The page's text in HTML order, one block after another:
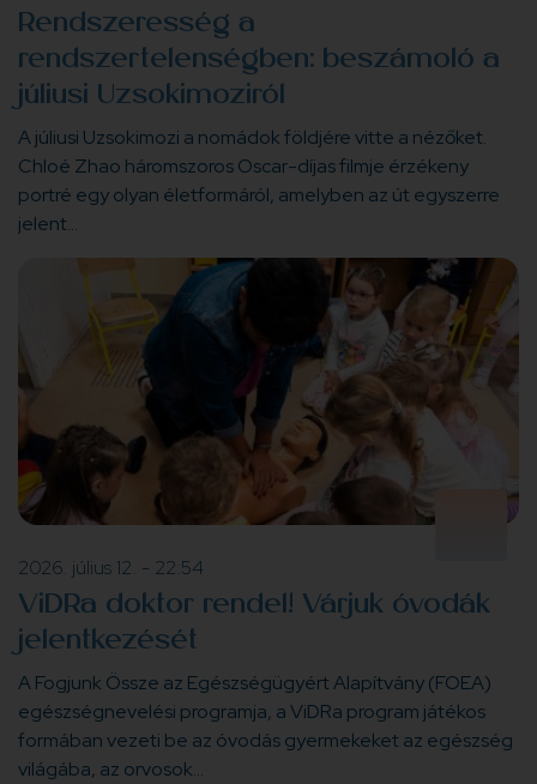
Rendszeresség a
rendszertelenségben: beszámoló a
júliusi Uzsokimoziról
A júliusi Uzsokimozi a nomádok földjére vitte a nézőket.
Chloé Zhao háromszoros Oscar-díjas filmje érzékeny
portré egy olyan életformáról, amelyben az út egyszerre
jelent…
2026. július 12. - 22:54
ViDRa doktor rendel! Várjuk óvodák
jelentkezését
A Fogjunk Össze az Egészségügyért Alapítvány (FOEA)
egészségnevelési programja, a ViDRa program játékos
formában vezeti be az óvodás gyermekeket az egészség
világába, az orvosok…